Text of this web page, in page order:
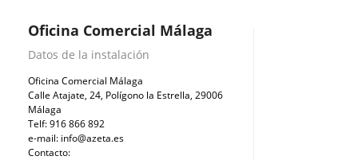
Oficina Comercial Málaga
Datos de la instalación
Oficina Comercial Málaga
Calle Atajate, 24, Polígono la Estrella, 29006
Málaga
Telf: 916 866 892
e-mail: info@azeta.es
Contacto: